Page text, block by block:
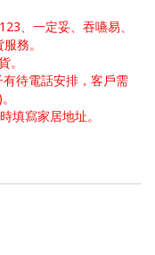
、一定妥、吞嚥易、
務。
。
待電話安排，客戶需
填寫家居地址。